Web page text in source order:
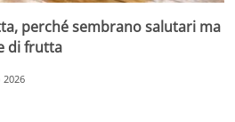
perché sembrano salutari ma
di frutta
2026